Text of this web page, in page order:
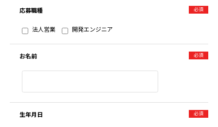
応募職種 必須
法人営業 開発エンジニア
お名前 必須
生年月日 必須